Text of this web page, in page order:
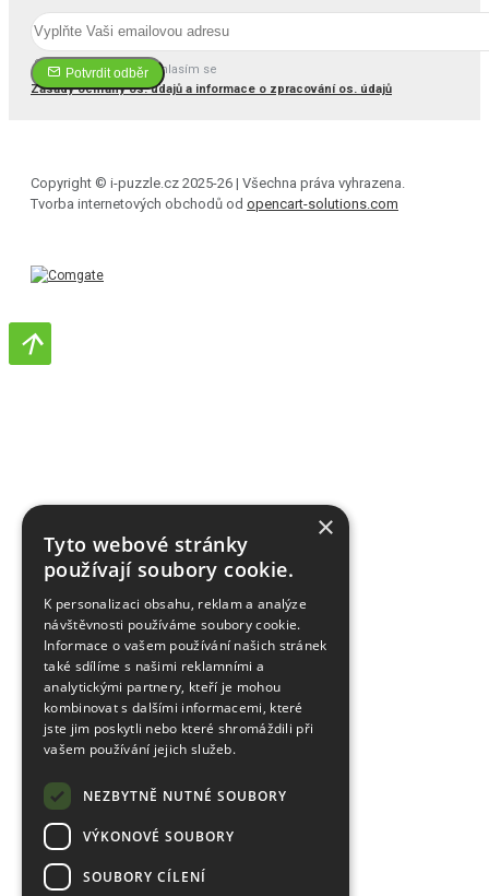
Potvrdit odběr
Četl(a) jsem a souhlasím se
Zásady ochrany os. údajů a informace o zpracování os. údajů
Copyright © i-puzzle.cz 2025-26 | Všechna práva vyhrazena.
Tvorba internetových obchodů od opencart-solutions.com
×
Tyto webové stránky
používají soubory cookie.
K personalizaci obsahu, reklam a analýze
návštěvnosti používáme soubory cookie.
Informace o vašem používání našich stránek
také sdílíme s našimi reklamními a
analytickými partnery, kteří je mohou
kombinovat s dalšími informacemi, které
jste jim poskytli nebo které shromáždili při
vašem používání jejich služeb.
NEZBYTNĚ NUTNÉ SOUBORY
VÝKONOVÉ SOUBORY
SOUBORY CÍLENÍ